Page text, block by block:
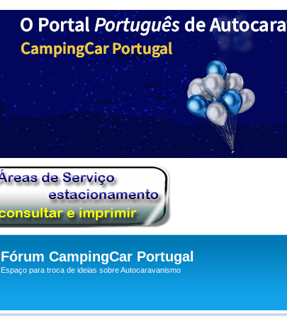
Fórum CampingCar Portugal
Espaço para troca de ideias sobre Autocaravanismo